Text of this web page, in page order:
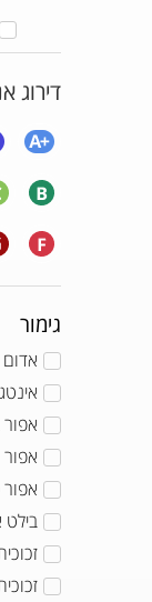
דירוג
גימור
אדום
בילט